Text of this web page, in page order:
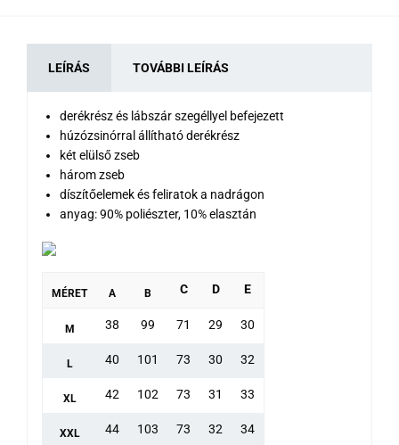
LEÍRÁS TOVÁBBI LEÍRÁS
derékrész és lábszár szegéllyel befejezett
húzózsinórral állítható derékrész
két elülső zseb
három zseb
díszítőelemek és feliratok a nadrágon
anyag: 90% poliészter, 10% elasztán
MÉRET A B C D E
M 38 99 71 29 30
L 40 101 73 30 32
XL 42 102 73 31 33
XXL 44 103 73 32 34